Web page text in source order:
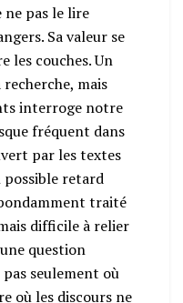
pas le lire
Sa valeur se
les couches. Un
mais
interroge notre
fréquent dans
par les textes
possible retard
traité
difficile à relier
question
seulement où
où les discours ne